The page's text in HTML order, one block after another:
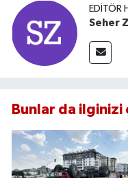
EDITÖR
Seher
Bunlar da ilginizi